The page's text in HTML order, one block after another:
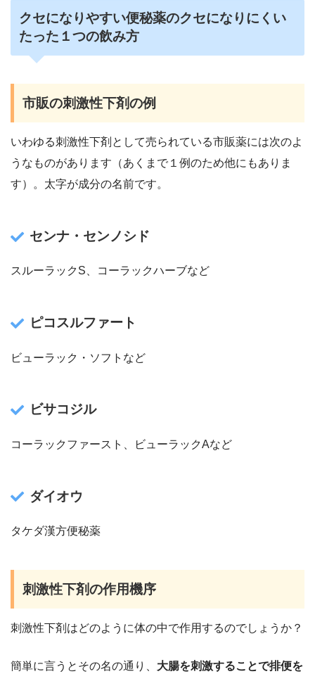
クセになりやすい便秘薬のクセになりにくい
たった１つの飲み方
市販の刺激性下剤の例
いわゆる刺激性下剤として売られている市販薬には次のよ
うなものがあります（あくまで１例のため他にもありま
す）。太字が成分の名前です。
センナ・センノシド
スルーラックS、コーラックハーブなど
ピコスルファート
ビューラック・ソフトなど
ビサコジル
コーラックファースト、ビューラックAなど
ダイオウ
タケダ漢方便秘薬
刺激性下剤の作用機序
刺激性下剤はどのように体の中で作用するのでしょうか？
簡単に言うとその名の通り、 大腸を刺激することで排便を